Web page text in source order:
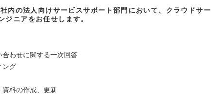
内の法人向けサービスサポート部門において、クラウドサー
ジニアをお任せします。
わせに関する一次回答
グ
料の作成、更新